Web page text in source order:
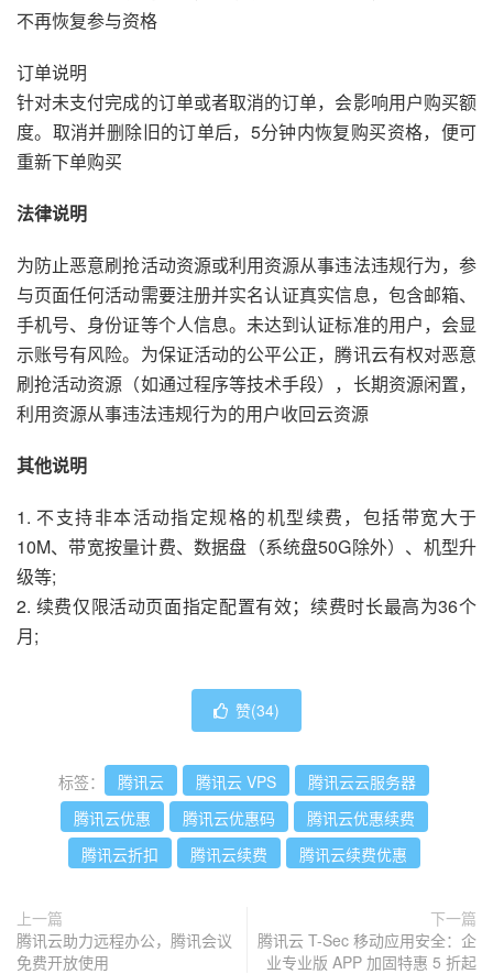
不再恢复参与资格
订单说明
针对未支付完成的订单或者取消的订单，会影响用户购买额
度。取消并删除旧的订单后，5分钟内恢复购买资格，便可
重新下单购买
法律说明
为防止恶意刷抢活动资源或利用资源从事违法违规行为，参
与页面任何活动需要注册并实名认证真实信息，包含邮箱、
手机号、身份证等个人信息。未达到认证标准的用户，会显
示账号有风险。为保证活动的公平公正，腾讯云有权对恶意
刷抢活动资源（如通过程序等技术手段），长期资源闲置，
利用资源从事违法违规行为的用户收回云资源
其他说明
1. 不支持非本活动指定规格的机型续费，包括带宽大于
10M、带宽按量计费、数据盘（系统盘50G除外）、机型升
级等;
2. 续费仅限活动页面指定配置有效；续费时长最高为36个
月;
赞(34)
标签： 腾讯云 腾讯云 VPS
腾讯云云服务器
腾讯云优惠
腾讯云优惠码
腾讯云优惠续费
腾讯云折扣
腾讯云续费 腾讯云续费优惠
上一篇
腾讯云助力远程办公，腾讯会议
免费开放使用
下一篇
腾讯云 T-Sec 移动应用安全：企
业专业版 APP 加固特惠 5 折起